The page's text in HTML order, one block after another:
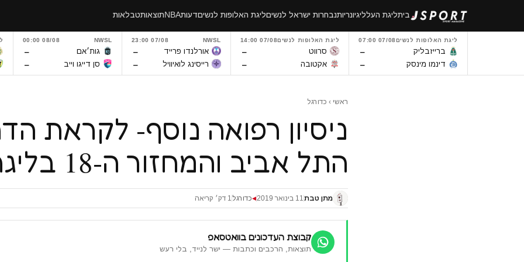
ביתליגת העלליגיונריותנבחרות ישראל לנשיםליגת האלופות לנשיםדעותNBAתוצאותטבלאות
ליגת האלופות לנשים07/08 07:00
ברייזבליק –
דינמו מינסק –
ליגת האלופות לנשים07/08 14:00
סרווט –
אקטובה –
NWSL
07/08 23:00
אורלנדו פרייד –
רייסינג לואיוויל –
NWSL
08/08 00:00
גות׳אם –
סן דייגו וייב –
ראשי › כדורגל
ניסיון רפואה נוסף- לקראת
התל אביב והמחזור ה-18 בליגת העל
מתן טבת11 בינואר 2019 ◀כדורגל 1 דק׳ קריאה
קבוצת העדכונים בוואטסאפ
תוצאות, הרכבים וכתבות — ישר לנייד, בלי רעש